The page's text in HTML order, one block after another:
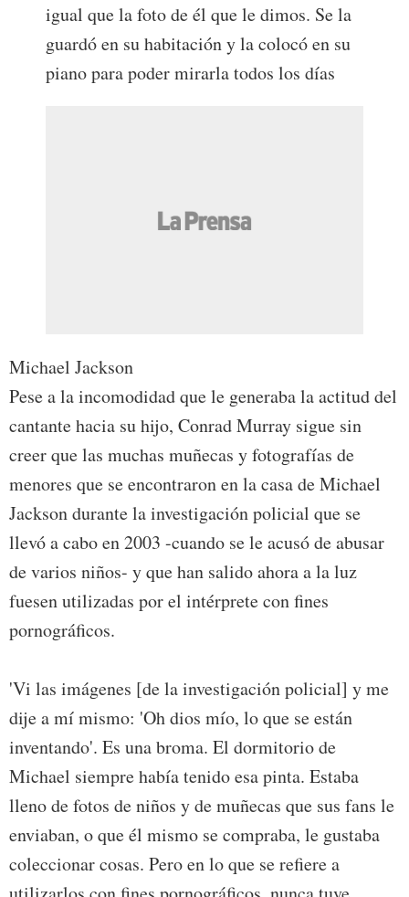
igual que la foto de él que le dimos. Se la
guardó en su habitación y la colocó en su
piano para poder mirarla todos los días
Michael Jackson
Pese a la incomodidad que le generaba la actitud del
cantante hacia su hijo, Conrad Murray sigue sin
creer que las muchas muñecas y fotografías de
menores que se encontraron en la casa de Michael
Jackson durante la investigación policial que se
llevó a cabo en 2003 -cuando se le acusó de abusar
de varios niños- y que han salido ahora a la luz
fuesen utilizadas por el intérprete con fines
pornográficos.
'Vi las imágenes [de la investigación policial] y me
dije a mí mismo: 'Oh dios mío, lo que se están
inventando'. Es una broma. El dormitorio de
Michael siempre había tenido esa pinta. Estaba
lleno de fotos de niños y de muñecas que sus fans le
enviaban, o que él mismo se compraba, le gustaba
coleccionar cosas. Pero en lo que se refiere a